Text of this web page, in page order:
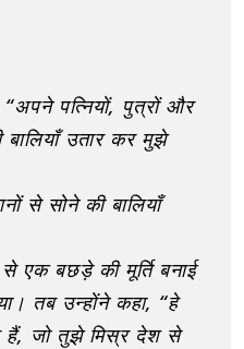
पत्नियों, पुत्रों और
बालियाँ उतार कर मुझे
से सोने की बालियाँ
बछड़े की मूर्ति बनाई
तब उन्होंने कहा, “हे
हैं, जो तुझे मिस्र देश से